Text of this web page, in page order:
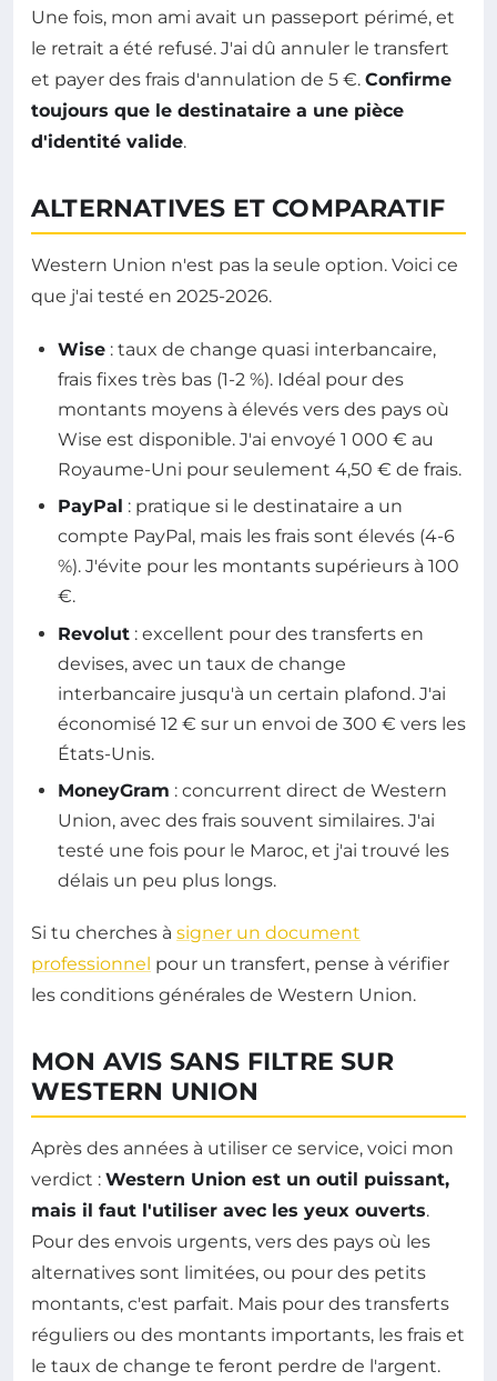
Une fois, mon ami avait un passeport périmé, et
le retrait a été refusé. J'ai dû annuler le transfert
et payer des frais d'annulation de 5 €. Confirme
toujours que le destinataire a une pièce
d'identité valide.
ALTERNATIVES ET COMPARATIF
Western Union n'est pas la seule option. Voici ce
que j'ai testé en 2025-2026.
Wise : taux de change quasi interbancaire,
frais fixes très bas (1-2 %). Idéal pour des
montants moyens à élevés vers des pays où
Wise est disponible. J'ai envoyé 1 000 € au
Royaume-Uni pour seulement 4,50 € de frais.
PayPal : pratique si le destinataire a un
compte PayPal, mais les frais sont élevés (4-6
%). J'évite pour les montants supérieurs à 100
€.
Revolut : excellent pour des transferts en
devises, avec un taux de change
interbancaire jusqu'à un certain plafond. J'ai
économisé 12 € sur un envoi de 300 € vers les
États-Unis.
MoneyGram : concurrent direct de Western
Union, avec des frais souvent similaires. J'ai
testé une fois pour le Maroc, et j'ai trouvé les
délais un peu plus longs.
Si tu cherches à signer un document
professionnel pour un transfert, pense à vérifier
les conditions générales de Western Union.
MON AVIS SANS FILTRE SUR
WESTERN UNION
Après des années à utiliser ce service, voici mon
verdict : Western Union est un outil puissant,
mais il faut l'utiliser avec les yeux ouverts.
Pour des envois urgents, vers des pays où les
alternatives sont limitées, ou pour des petits
montants, c'est parfait. Mais pour des transferts
réguliers ou des montants importants, les frais et
le taux de change te feront perdre de l'argent.